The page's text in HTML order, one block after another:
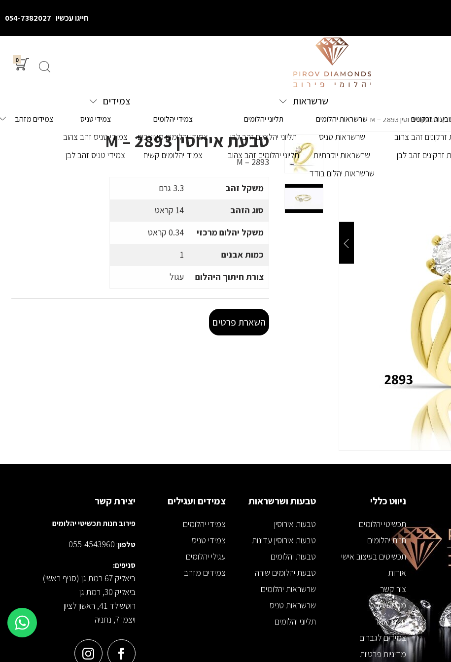
חייגו עכשיו 054-7382027
0
זרקונים
זהב צהוב
זרקונים זהב לבן
שרשראות
שרשראות יהלומים
שרשראות טניס
שרשראות יוקרתיות
שרשראות יהלום בודד
תליוני יהלומים
תליוני יהלומים זהב לבן
תליוני יהלומים זהב צהוב
צמידים
צמידי יהלומים
צמידי יהלומים מעוצבים
צמיד יהלומים קשיח
צמידי טניס
צמידי טניס זהב צהוב
צמידי טניס זהב לבן
צמידים מזהב / טבעת אירוסין M – 2893
טבעת אירוסין M – 2893
M – 2893
משקל זהב
3.3 גרם
סוג הזהב
14 קראט
משקל יהלום מרכזי
0.34 קראט
כמות אבנים
1
צורת חיתוך היהלום
עגול
השארת פרטים
ניווט כללי
תכשיטי יהלומים
חנות יהלומים
תכשיטים בעיצוב אישי
אודות
צור קשר
מפת אתר
תקנון אתר
צמידים לגברים
מדיניות פרטיות
טבעות ושרשראות
טבעות אירוסין
טבעות אירוסין עדינות
טבעות יהלומים
טבעת יהלומים שורה
שרשראות יהלומים
שרשראות טניס
תליוני יהלומים
צמידים ועגילים
צמידי יהלומים
צמידי טניס
עגילי יהלומים
צמידים מזהב
יצירת קשר
פירוב חנות תכשיטי יהלומים
טלפון:
055-4543960
סניפים:
ביאליק 67 רמת גן (סניף ראשי)
ביאליק 30, רמת גן
רוטשילד 41, ראשון לציון
ויצמן 7, נתניה